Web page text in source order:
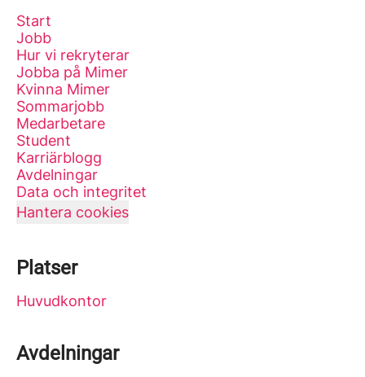
Start
Jobb
Hur vi rekryterar
Jobba på Mimer
Kvinna Mimer
Sommarjobb
Medarbetare
Student
Karriärblogg
Avdelningar
Data och integritet
Hantera cookies
Platser
Huvudkontor
Avdelningar